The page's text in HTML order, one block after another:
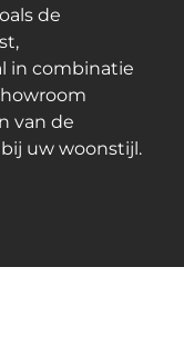
de
in combinatie
van de
uw woonstijl.